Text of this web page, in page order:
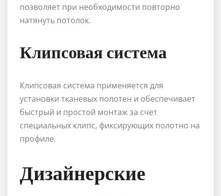
позволяет при необходимости повторно
натянуть потолок.
Клипсовая система
Клипсовая система применяется для
установки тканевых полотен и обеспечивает
быстрый и простой монтаж за счет
специальных клипс, фиксирующих полотно на
профиле.
Дизайнерские